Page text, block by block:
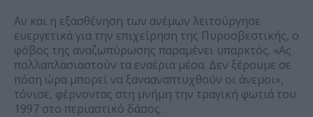
Αν και η εξασθένηση των ανέμων λειτούργησε
ευεργετικά για την επιχείρηση της Πυροσβεστικής, ο
φόβος της αναζωπύρωσης παραμένει υπαρκτός. «Ας
πολλαπλασιαστούν τα εναέρια μέσα. Δεν ξέρουμε σε
πόση ώρα μπορεί να ξανααναπτυχθούν οι άνεμοι»,
τόνισε, φέρνοντας στη μνήμη την τραγική φωτιά του
1997 στο περιαστικό δάσος.